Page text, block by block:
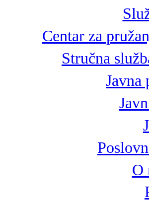
Centar za
Stručna
Javna
O